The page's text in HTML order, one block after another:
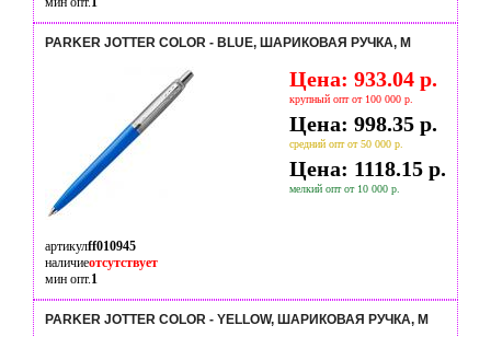
PARKER JOTTER COLOR - BLUE, ШАРИКОВАЯ РУЧКА, M
Цена: 933.04 р.
крупный опт от 100 000 р.
Цена: 998.35 р.
средний опт от 50 000 р.
Цена: 1118.15 р.
мелкий опт от 10 000 р.
артикулff010945
наличиеотсутствует
мин опт.1
PARKER JOTTER COLOR - YELLOW, ШАРИКОВАЯ РУЧКА, M